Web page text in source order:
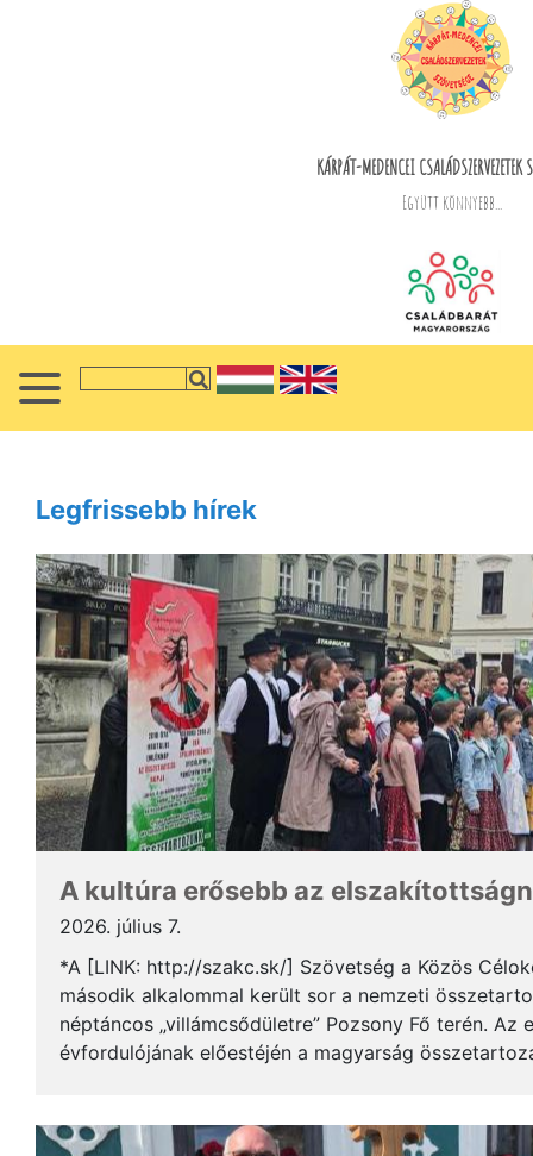
KÁRPÁT-MEDENCEI CSALÁDSZERVEZETEK
Együtt könnyebb...
Legfrissebb hírek
A kultúra erősebb az
2026. július 7.
*A [LINK: http://szakc.sk/] Szövetség a Közös
második alkalommal került sor a nemzeti
néptáncos „villámcsődületre” Pozsony Fő terén. Az
évfordulójának előestéjén a magyarság